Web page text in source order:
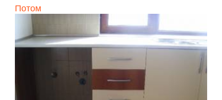
Потом